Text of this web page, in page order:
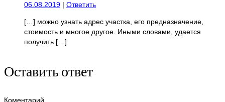
06.08.2019 | Ответить
[…] можно узнать адрес участка, его предназначение,
стоимость и многое другое. Иными словами, удается
получить […]
Оставить ответ
Коментарий